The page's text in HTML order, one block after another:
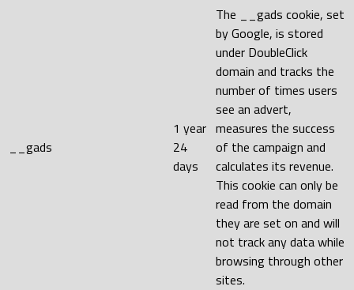
__gads
1 year
24
days
The __gads cookie, set
by Google, is stored
under DoubleClick
domain and tracks the
number of times users
see an advert,
measures the success
of the campaign and
calculates its revenue.
This cookie can only be
read from the domain
they are set on and will
not track any data while
browsing through other
sites.